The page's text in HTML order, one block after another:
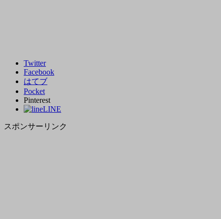
Twitter
Facebook
はてブ
Pocket
Pinterest
LINE
スポンサーリンク